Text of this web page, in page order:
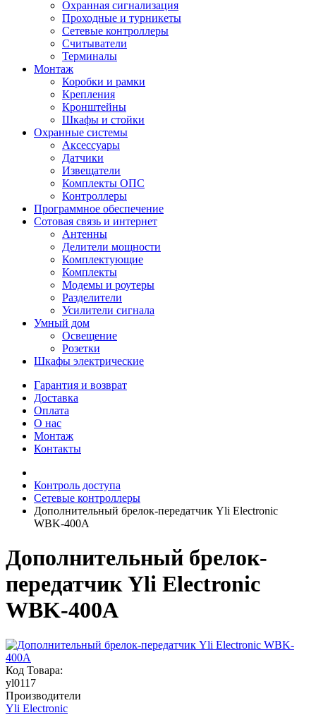
Охранная сигнализация
Проходные и турникеты
Сетевые контроллеры
Считыватели
Терминалы
Монтаж
Коробки и рамки
Крепления
Кронштейны
Шкафы и стойки
Охранные системы
Аксессуары
Датчики
Извещатели
Комплекты ОПС
Контроллеры
Программное обеспечение
Сотовая связь и интернет
Антенны
Делители мощности
Комплектующие
Комплекты
Модемы и роутеры
Разделители
Усилители сигнала
Умный дом
Освещение
Розетки
Шкафы электрические
Гарантия и возврат
Доставка
Оплата
О нас
Монтаж
Контакты
Контроль доступа
Сетевые контроллеры
Дополнительный брелок-передатчик Yli Electronic
WBK-400A
Дополнительный брелок-
передатчик Yli Electronic
WBK-400A
Код Товара:
yl0117
Производители
Yli Electronic